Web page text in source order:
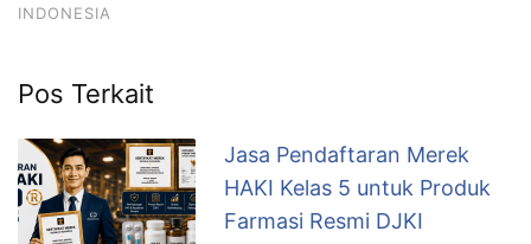
INDONESIA
Pos Terkait
Jasa Pendaftaran Merek
HAKI Kelas 5 untuk Produk
Farmasi Resmi DJKI